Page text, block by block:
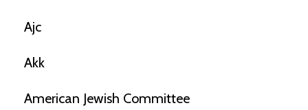
Ajc
Akk
American Jewish Committee